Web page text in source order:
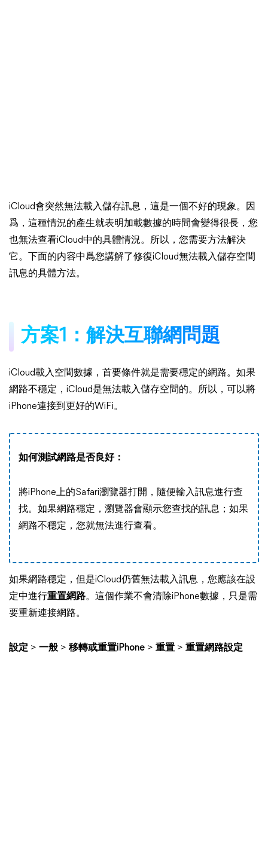
iCloud會突然無法載入儲存訊息，這是一個不好的現象。因
爲，這種情況的產生就表明加載數據的時間會變得很長，您
也無法查看iCloud中的具體情況。所以，您需要方法解決
它。下面的内容中爲您講解了修復iCloud無法載入儲存空間
訊息的具體方法。
方案1：解決互聯網問題
iCloud載入空間數據，首要條件就是需要穩定的網路。如果
網路不穩定，iCloud是無法載入儲存空間的。所以，可以將
iPhone連接到更好的WiFi。
如何測試網路是否良好：
將iPhone上的Safari瀏覽器打開，隨便輸入訊息進行查
找。如果網路穩定，瀏覽器會顯示您查找的訊息；如果
網路不穩定，您就無法進行查看。
如果網路穩定，但是iCloud仍舊無法載入訊息，您應該在設
定中進行重置網路。這個作業不會清除iPhone數據，只是需
要重新連接網路。
設定 > 一般 > 移轉或重置iPhone > 重置 > 重置網路設定